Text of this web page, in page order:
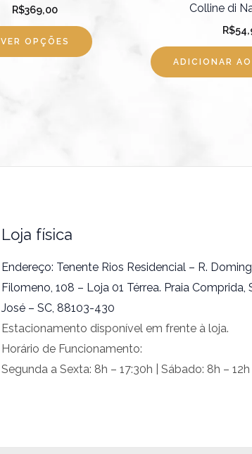
R$369,00
VER OPÇÕES
produto
Colline di
R$
ADICIONAR
Loja física
Endereço: Tenente Rios Residencial – R.
Filomeno, 108 – Loja 01 Térrea. Praia Comprida,
José – SC, 88103-430
Estacionamento disponível em frente à loja.
Horário de Funcionamento:
Segunda a Sexta: 8h – 17:30h | Sábado: 8h – 12h